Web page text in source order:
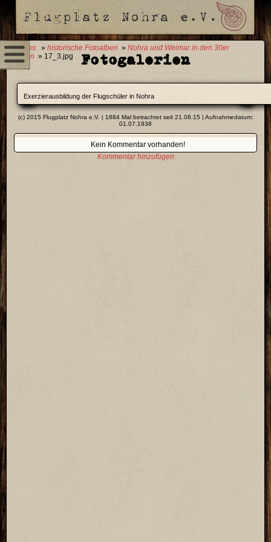
0 Fotos » historische Fotoalben » Nohra und Weimar in den 30er
Jahren » 17_3.jpg Fotogalerien
Exerzierausbildung der Flugschüler in Nohra
(c) 2015 Flugplatz Nohra e.V. | 1884 Mal betrachtet seit 21.08.15 | Aufnahmedatum:
01.07.1938
Kein Kommentar vorhanden!
Kommentar hinzufügen